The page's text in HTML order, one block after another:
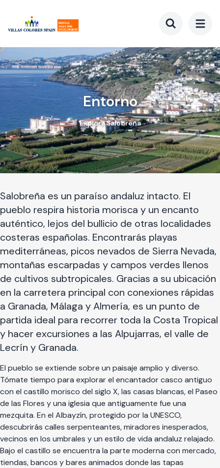
contenido
Entorno
Explora Salobreña
Salobreña es un paraíso andaluz intacto. El
pueblo respira historia morisca y un encanto
auténtico, lejos del bullicio de otras localidades
costeras españolas. Encontrarás playas
mediterráneas, picos nevados de Sierra Nevada,
montañas escarpadas y campos verdes llenos
de cultivos subtropicales. Gracias a su ubicación
en la carretera principal con conexiones rápidas
a Granada, Málaga y Almería, es un punto de
partida ideal para recorrer toda la Costa Tropical
y hacer excursiones a las Alpujarras, el valle de
Lecrín y Granada.
El pueblo se extiende sobre un paisaje amplio y diverso.
Tómate tiempo para explorar el encantador casco antiguo
con el castillo morisco del siglo X, las casas blancas, el Paseo
de las Flores y una iglesia que antiguamente fue una
mezquita. En el Albayzín, protegido por la UNESCO,
descubrirás calles serpenteantes, miradores inesperados,
vecinos en los umbrales y un estilo de vida andaluz relajado.
Bajo el castillo se encuentra la parte moderna con mercado,
tiendas, bancos y bares animados donde las tapas